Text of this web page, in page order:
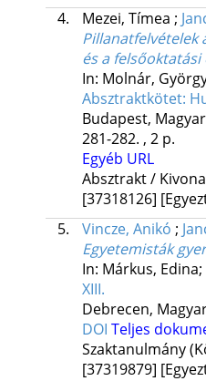
4.
Mezei, Tímea ;
Pillanatfelvételek
és a
In: Molnár,
Absztraktkötet:
Budapest,
281-282. , 2 p.
Egyéb URL
Absztrakt /
[37318126]
5.
Vincze, Anikó ;
Egyetemisták
In: Márkus,
XIII.
Debrecen,
DOI Teljes
Szaktanulmány
[37319879]